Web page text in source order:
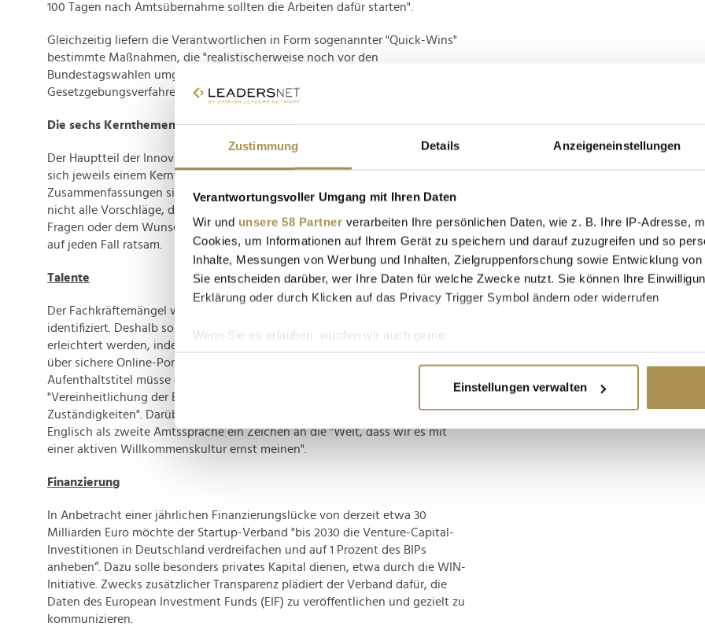
Zustimmung Details Anzeigeneinstellungen
Verantwortungsvoller Umgang mit Ihren Daten
Wir und unsere 58 Partner verarbeiten Ihre persönlichen Daten, wie z. B. Ihre IP-Adresse,
Cookies, um Informationen auf Ihrem Gerät zu speichern und darauf zuzugreifen und so
Inhalte, Messungen von Werbung und Inhalten, Zielgruppenforschung sowie Entwicklung
Sie entscheiden darüber, wer Ihre Daten für welche Zwecke nutzt. Sie können Ihre
Erklärung oder durch Klicken auf das Privacy Trigger Symbol ändern oder widerrufen
Wenn Sie es erlauben, würden wir auch gerne:
Informationen über Ihre geografische Lage erfassen, welche bis auf einige Meter
Erfahren Sie mehr darüber, wie Ihre persönlichen Daten verarbeitet werden, und legen Sie
Wir verwenden Cookies, um Inhalte und Anzeigen zu personalisieren, Funktionen für soziale
möglicherweise mit weiteren Daten zusammen, die Sie ihnen bereitgestellt haben oder die
der Dienste gesammelt haben.
Einstellungen verwalten
100 Tagen nach Amtsübernahme sollten die Arbeiten dafür starten".
Gleichzeitig liefern die Verantwortlichen in Form sogenannter "Quick-Wins"
bestimmte Maßnahmen, die "realistischerweise noch vor den
Bundestagswahlen umgesetzt werden können und sollten, weil die
Gesetzgebungsverfahren bereits begonnen haben oder kurz bevorstehen".
Die sechs Kernthemen
Der Hauptteil der Innovationsagenda 2030 ist in sechs Kapitel unterteilt, die
sich jeweils einem Kernthema des Verbandes widmen. Nachfolgende
Zusammenfassungen sind ausgesprochen komprimiert und enthalten längst
nicht alle Vorschläge, die der Verband zu unterbreiten hat – bei offenen
Fragen oder dem Wunsch nach weiterem Input ist de Lektüre des Originals
auf jeden Fall ratsam.
Talente
Der Fachkräftemängel wird auch unter Startups als Wachstumsbremse
identifiziert. Deshalb soll die Rekrutierung von hochqualifizierten Mitarbeitern
erleichtert werden, indem bis 2030 alle "Visa-Anträge und -Verfahren digital
über sichere Online-Portale abgewickelt werden". Auch die Vergabe der
Aufenthaltstitel müsse effizienter gestaltet werden, etwa durch die
"Vereinheitlichung der Entscheidungen und Zentralisierung der
Zuständigkeiten". Darüber hinaus sieht der Verband in der Einführung von
Englisch als zweite Amtssprache ein Zeichen an die "Welt, dass wir es mit
einer aktiven Willkommenskultur ernst meinen".
Finanzierung
In Anbetracht einer jährlichen Finanzierungslücke von derzeit etwa 30
Milliarden Euro möchte der Startup-Verband "bis 2030 die Venture-Capital-
Investitionen in Deutschland verdreifachen und auf 1 Prozent des BIPs
anheben“. Dazu solle besonders privates Kapital dienen, etwa durch die WIN-
Initiative. Zwecks zusätzlicher Transparenz plädiert der Verband dafür, die
Daten des European Investment Funds (EIF) zu veröffentlichen und gezielt zu
kommunizieren.